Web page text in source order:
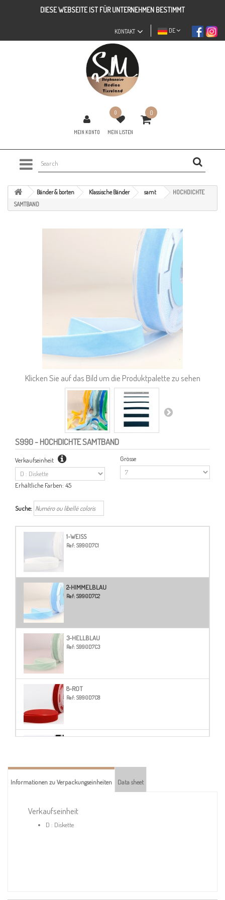
DIESE WEBSEITE IST FÜR UNTERNEHMEN BESTIMMT
DE
KONTAKT
MEIN KONTO
0
MEIN LISTEN
0
Bänder & borten Klassische Bänder samt
HOCHDICHTE
SAMTBAND
Klicken Sie auf das Bild um die Produktpalette zu sehen
S990- HOCHDICHTE SAMTBAND
Verkaufseinheit Grösse
Erhältliche Farben: 45
Suche:
1-WEISS
Ref: S990D7C1
2-HIMMELBLAU
Ref: S990D7C2
3-HELLBLAU
Ref: S990D7C3
8-ROT
Ref: S990D7C8
14-SCHWARZ
Informationen zu Verpackungseinheiten Data sheet
Verkaufseinheit
D : Diskette